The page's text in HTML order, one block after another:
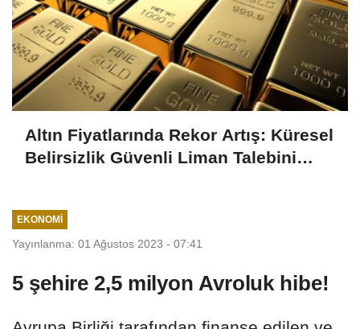
Altın Fiyatlarında Rekor Artış: Küresel
Belirsizlik Güvenli Liman Talebini
EKONOMI
Yayınlanma: 01 Ağustos 2023 - 07:41
5 şehire 2,5 milyon Avroluk hibe!